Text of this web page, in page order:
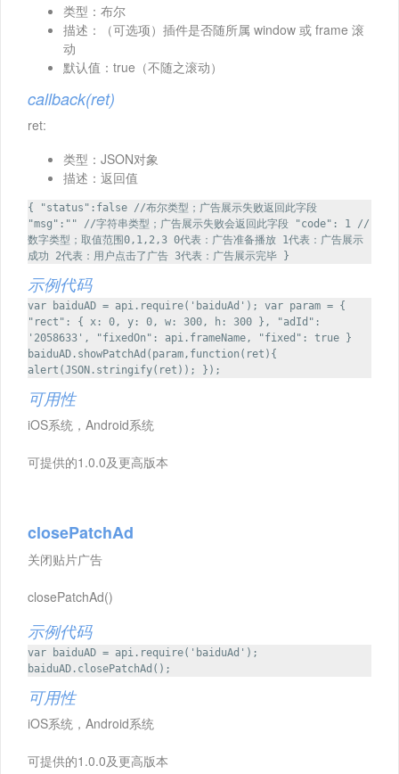
类型：布尔
描述：（可选项）插件是否随所属 window 或 frame 滚
动
默认值：true（不随之滚动）
callback(ret)
ret:
类型：JSON对象
描述：返回值
{ "status":false //布尔类型；广告展示失败返回此字段
"msg":"" //字符串类型；广告展示失败会返回此字段 "code": 1 //
数字类型；取值范围0,1,2,3 0代表：广告准备播放 1代表：广告展示
成功 2代表：用户点击了广告 3代表：广告展示完毕 }
示例代码
var baiduAD = api.require('baiduAd'); var param = {
"rect": { x: 0, y: 0, w: 300, h: 300 }, "adId":
'2058633', "fixedOn": api.frameName, "fixed": true }
baiduAD.showPatchAd(param,function(ret){
alert(JSON.stringify(ret)); });
可用性
iOS系统，Android系统
可提供的1.0.0及更高版本
closePatchAd
关闭贴片广告
closePatchAd()
示例代码
var baiduAD = api.require('baiduAd');
baiduAD.closePatchAd();
可用性
iOS系统，Android系统
可提供的1.0.0及更高版本